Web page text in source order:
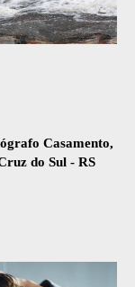
Casamento,
do Sul - RS